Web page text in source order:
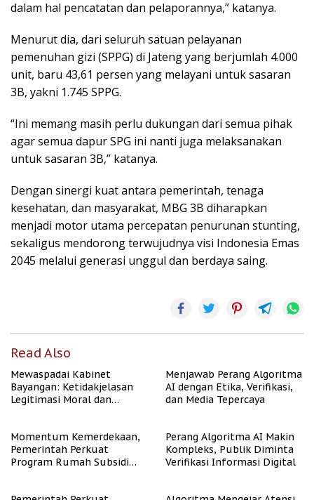
dalam hal pencatatan dan pelaporannya,” katanya.
Menurut dia, dari seluruh satuan pelayanan
pemenuhan gizi (SPPG) di Jateng yang berjumlah 4.000
unit, baru 43,61 persen yang melayani untuk sasaran
3B, yakni 1.745 SPPG.
“Ini memang masih perlu dukungan dari semua pihak
agar semua dapur SPG ini nanti juga melaksanakan
untuk sasaran 3B,” katanya.
Dengan sinergi kuat antara pemerintah, tenaga
kesehatan, dan masyarakat, MBG 3B diharapkan
menjadi motor utama percepatan penurunan stunting,
sekaligus mendorong terwujudnya visi Indonesia Emas
2045 melalui generasi unggul dan berdaya saing.
Read Also
Mewaspadai Kabinet
Bayangan: Ketidakjelasan
Legitimasi Moral dan
Menjawab Perang Algoritma
AI dengan Etika, Verifikasi,
dan Media Tepercaya
Momentum Kemerdekaan,
Pemerintah Perkuat
Program Rumah Subsidi
Perang Algoritma AI Makin
Kompleks, Publik Diminta
Verifikasi Informasi Digital